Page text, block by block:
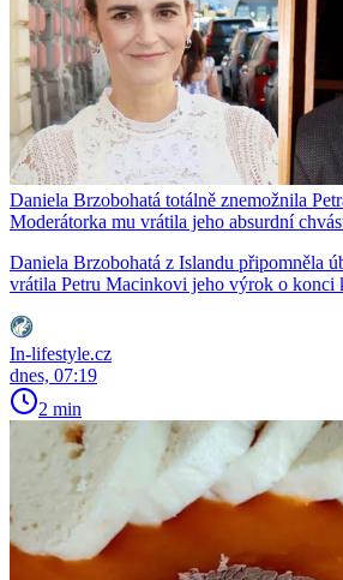
Daniela Brzobohatá totálně znemožnila
Moderátorka mu vrátila jeho absurdní
Daniela Brzobohatá z Islandu připomněla
vrátila Petru Macinkovi jeho výrok o konci
In-lifestyle.cz
dnes, 07:19
2 min